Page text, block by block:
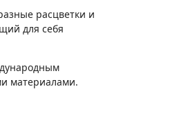
расцветки и
для себя
материалами.